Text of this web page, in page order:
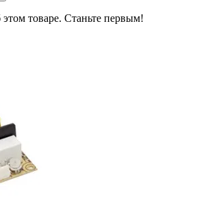
товаре. Станьте первым!